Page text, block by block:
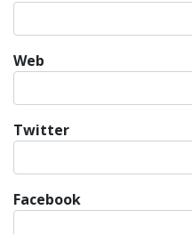
Web
Twitter
Facebook